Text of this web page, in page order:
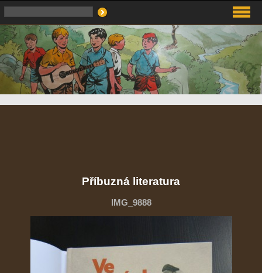
Příbuzná literatura
IMG_9888